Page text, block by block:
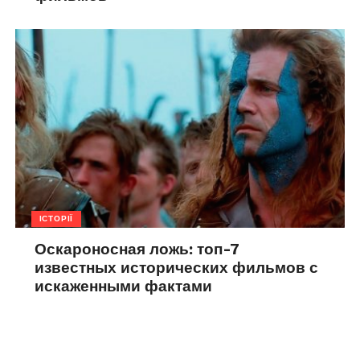
ІСТОРІЇ
Оскароносная ложь: топ-7
известных исторических фильмов с
искаженными фактами